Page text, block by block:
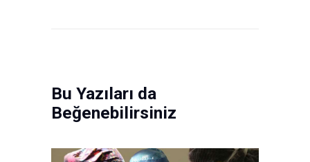
Bu Yazıları da
Beğenebilirsiniz